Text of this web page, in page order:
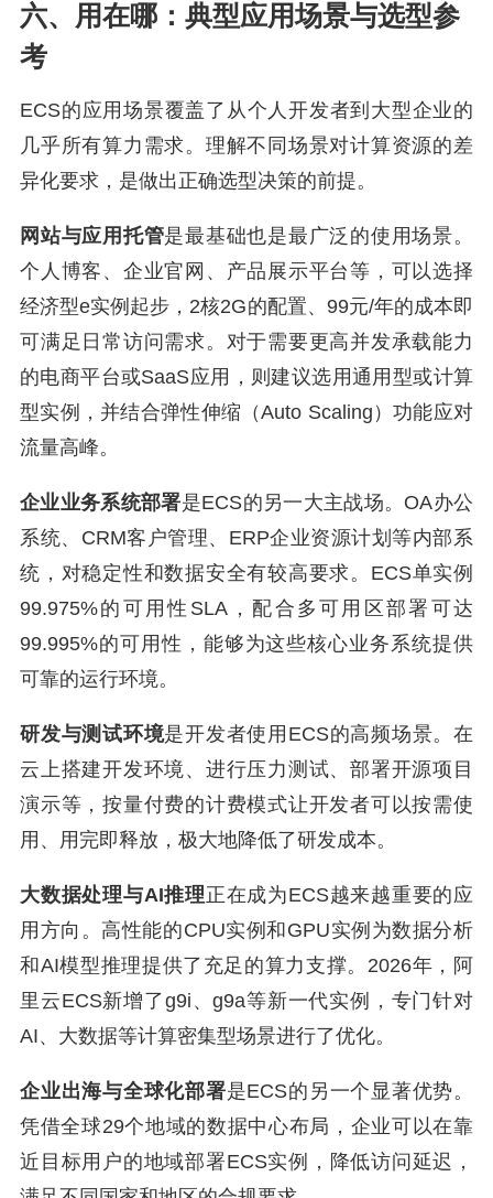
六、用在哪：典型应用场景与选型参
考
ECS的应用场景覆盖了从个人开发者到大型企业的
几乎所有算力需求。理解不同场景对计算资源的差
异化要求，是做出正确选型决策的前提。
网站与应用托管是最基础也是最广泛的使用场景。
个人博客、企业官网、产品展示平台等，可以选择
经济型e实例起步，2核2G的配置、99元/年的成本即
可满足日常访问需求。对于需要更高并发承载能力
的电商平台或SaaS应用，则建议选用通用型或计算
型实例，并结合弹性伸缩（Auto Scaling）功能应对
流量高峰。
企业业务系统部署是ECS的另一大主战场。OA办公
系统、CRM客户管理、ERP企业资源计划等内部系
统，对稳定性和数据安全有较高要求。ECS单实例
99.975%的可用性SLA，配合多可用区部署可达
99.995%的可用性，能够为这些核心业务系统提供
可靠的运行环境。
研发与测试环境是开发者使用ECS的高频场景。在
云上搭建开发环境、进行压力测试、部署开源项目
演示等，按量付费的计费模式让开发者可以按需使
用、用完即释放，极大地降低了研发成本。
大数据处理与AI推理正在成为ECS越来越重要的应
用方向。高性能的CPU实例和GPU实例为数据分析
和AI模型推理提供了充足的算力支撑。2026年，阿
里云ECS新增了g9i、g9a等新一代实例，专门针对
AI、大数据等计算密集型场景进行了优化。
企业出海与全球化部署是ECS的另一个显著优势。
凭借全球29个地域的数据中心布局，企业可以在靠
近目标用户的地域部署ECS实例，降低访问延迟，